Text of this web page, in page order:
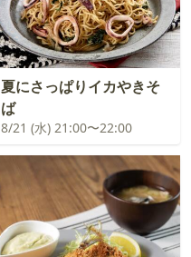
夏にさっぱりイカやきそ
ば
8/21 (水) 21:00〜22:00